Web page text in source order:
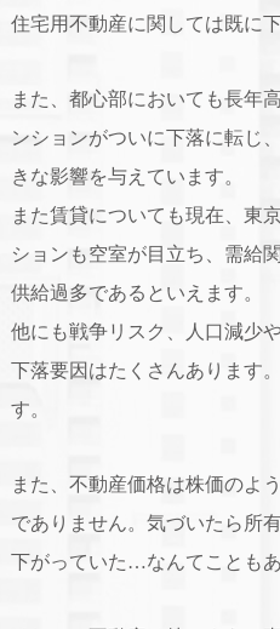
住宅用不動産に関しては既に
また、都心部においても長年
ンションがついに下落に転じ
きな影響を与えています。
また賃貸についても現在、東
ションも空室が目立ち、需給
供給過多であるといえます。
他にも戦争リスク、人口減少
下落要因はたくさんあります
す。
また、不動産価格は株価のよ
でありません。気づいたら所
下がっていた…なんてこともあ